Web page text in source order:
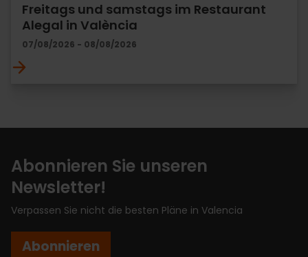
Freitags und samstags im Restaurant
Alegal in València
07/08/2026 - 08/08/2026
Abonnieren Sie unseren
Newsletter!
Verpassen Sie nicht die besten Pläne in Valencia
Abonnieren